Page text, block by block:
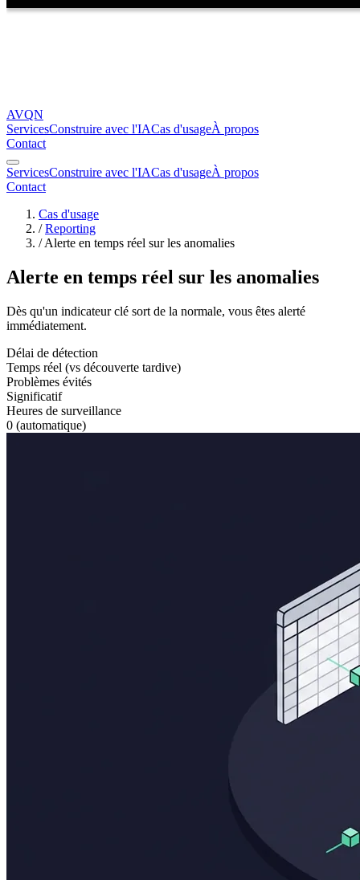
AVQN
ServicesConstruire avec l'IACas d'usageÀ propos
Contact
ServicesConstruire avec l'IACas d'usageÀ propos
Contact
Cas d'usage
/Reporting
/Alerte en temps réel sur les anomalies
Alerte en temps réel sur les anomalies
Dès qu'un indicateur clé sort de la normale, vous êtes alerté
immédiatement.
Délai de détection
Temps réel (vs découverte tardive)
Problèmes évités
Significatif
Heures de surveillance
0 (automatique)